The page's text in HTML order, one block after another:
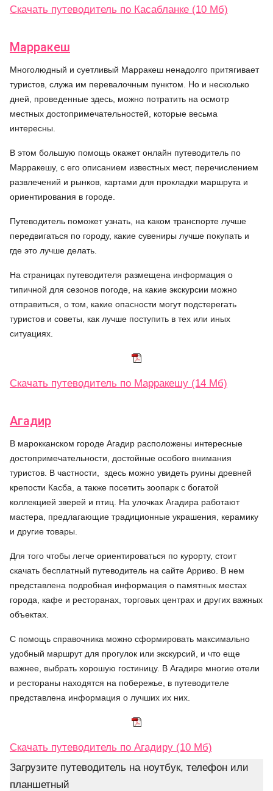
Скачать путеводитель по Касабланке (10 Мб)
Марракеш
Многолюдный и суетливый Марракеш ненадолго притягивает
туристов, служа им перевалочным пунктом. Но и несколько
дней, проведенные здесь, можно потратить на осмотр
местных достопримечательностей, которые весьма
интересны.
В этом большую помощь окажет онлайн путеводитель по
Марракешу, с его описанием известных мест, перечислением
развлечений и рынков, картами для прокладки маршрута и
ориентирования в городе.
Путеводитель поможет узнать, на каком транспорте лучше
передвигаться по городу, какие сувениры лучше покупать и
где это лучше делать.
На страницах путеводителя размещена информация о
типичной для сезонов погоде, на какие экскурсии можно
отправиться, о том, какие опасности могут подстерегать
туристов и советы, как лучше поступить в тех или иных
ситуациях.
Скачать путеводитель по Марракешу (14 Мб)
Агадир
В марокканском городе Агадир расположены интересные
достопримечательности, достойные особого внимания
туристов. В частности, здесь можно увидеть руины древней
крепости Касба, а также посетить зоопарк с богатой
коллекцией зверей и птиц. На улочках Агадира работают
мастера, предлагающие традиционные украшения, керамику
и другие товары.
Для того чтобы легче ориентироваться по курорту, стоит
скачать бесплатный путеводитель на сайте Арриво. В нем
представлена подробная информация о памятных местах
города, кафе и ресторанах, торговых центрах и других важных
объектах.
С помощь справочника можно сформировать максимально
удобный маршрут для прогулок или экскурсий, и что еще
важнее, выбрать хорошую гостиницу. В Агадире многие отели
и рестораны находятся на побережье, в путеводителе
представлена информация о лучших их них.
Скачать путеводитель по Агадиру (10 Мб)
Загрузите путеводитель на ноутбук, телефон или
планшетный